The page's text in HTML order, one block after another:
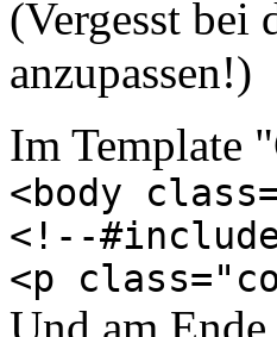
(Vergesst bei
anzupassen!)
Im Template
<body
<!--
<p